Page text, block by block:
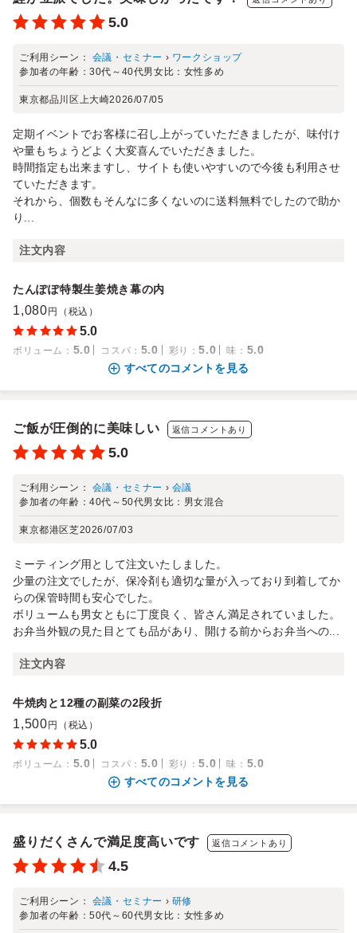
5.0
ご利用シーン： 会議・セミナー › ワークショップ
参加者の年齢：30代～40代男女比： 女性多め
東京都品川区上大崎2026/07/05
定期イベントでお客様に召し上がっていただきましたが、味付け
や量もちょうどよく大変喜んでいただきました。
時間指定も出来ますし、サイトも使いやすいので今後も利用させ
ていただきます。
それから、個数もそんなに多くないのに送料無料でしたので助か
り...
注文内容
たんぽぽ特製生姜焼き幕の内
1,080 円（税込）
5.0
ボリューム ： 5.0 コスパ ： 5.0 彩り ：5.0 味 ： 5.0
すべてのコメントを見る
ご飯が圧倒的に美味しい 返信コメントあり
5.0
ご利用シーン： 会議・セミナー › 会議
参加者の年齢：40代～50代男女比： 男女混合
東京都港区芝2026/07/03
ミーティング用として注文いたしました。
少量の注文でしたが、保冷剤も適切な量が入っており到着してか
らの保管時間も安心でした。
ボリュームも男女ともに丁度良く、皆さん満足されていました。
お弁当外観の見た目とても品があり、開ける前からお弁当への...
注文内容
牛焼肉と12種の副菜の2段折
1,500 円（税込）
5.0
ボリューム ： 5.0 コスパ ： 5.0 彩り ：5.0 味 ： 5.0
すべてのコメントを見る
盛りだくさんで満足度高いです 返信コメントあり
4.5
ご利用シーン： 会議・セミナー › 研修
参加者の年齢：50代～60代男女比： 女性多め